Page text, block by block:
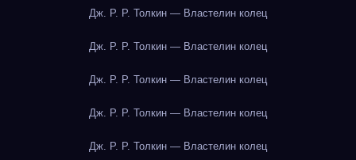
Дж. Р. Р. Толкин — Властелин колец
Дж. Р. Р. Толкин — Властелин колец
Дж. Р. Р. Толкин — Властелин колец
Дж. Р. Р. Толкин — Властелин колец
Дж. Р. Р. Толкин — Властелин колец